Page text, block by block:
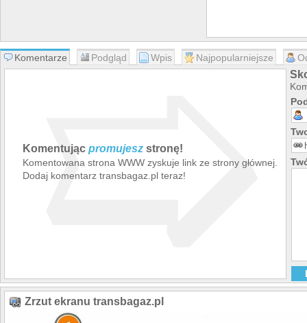
Komentarze Podgląd Wpis Najpopularniejsze
Komentując promujesz stronę!
Komentowana strona WWW zyskuje link ze strony głównej.
Dodaj komentarz transbagaz.pl teraz!
➯
Zrzut ekranu transbagaz.pl